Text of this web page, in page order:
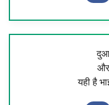
दुआ
और
यही है